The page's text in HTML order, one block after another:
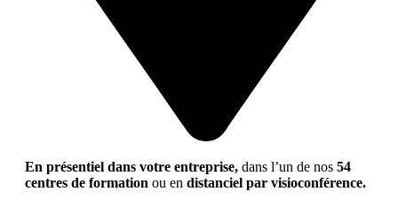
En présentiel dans votre entreprise, dans l’un de nos 54
centres de formation ou en distanciel par visioconférence.